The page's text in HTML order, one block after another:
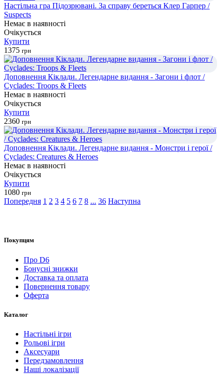
Настільна гра Підозрювані. За справу береться Клер Гарпер /
Suspects
Немає в наявності
Очікується
Купити
1375 грн
Доповнення Кіклади. Легендарне видання - Загони і флот /
Cyclades: Troops & Fleets
Немає в наявності
Очікується
Купити
2360 грн
Доповнення Кіклади. Легендарне видання - Монстри і герої /
Cyclades: Creatures & Heroes
Немає в наявності
Очікується
Купити
1080 грн
Попередня 1 2 3 4 5 6 7 8 ... 36 Наступна
Покупцям
Про D6
Бонусні знижки
Доставка та оплата
Повернення товару
Оферта
Каталог
Настільні ігри
Рольові ігри
Аксесуари
Передзамовлення
Наші локалізації